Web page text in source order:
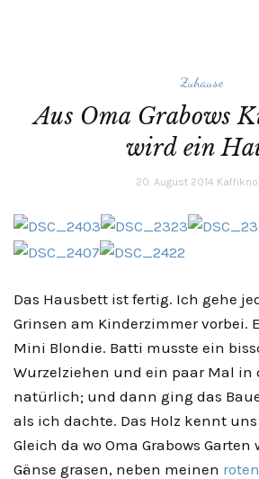
Zuhause
Aus Oma Grabows
wird ein
20. August 2014
Das Hausbett ist fertig. Ich gehe
Grinsen am Kinderzimmer vorbei.
Mini Blondie. Batti musste ein
Wurzelziehen und ein paar Mal in
natürlich; und dann ging das
als ich dachte. Das Holz kennt
Gleich da wo Oma Grabows
Gänse grasen, neben meinen